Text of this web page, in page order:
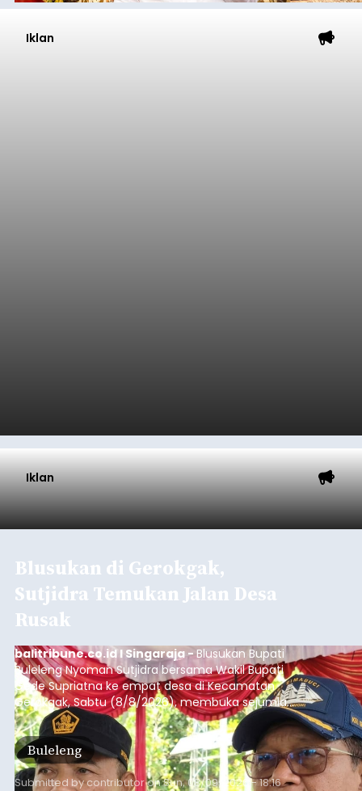
Iklan
Iklan
Blusukan di Gerokgak,
Sutjidra Temukan Jalan Desa
Rusak
balitribune.co.id I Singaraja - Blusukan Bupati
Buleleng Nyoman Sutjidra bersama Wakil Bupati
Gede Supriatna ke empat desa di Kecamatan
Gerokgak, Sabtu (8/8/2026), membuka sejumlah
persoalan yang masih dihadapi masyarakat. Dari
jalan desa yang rusak hingga potensi pertanian
yang belum optimal, semuanya menjadi
perhatian pemerintah daerah.
Buleleng
Submitted bycontributoronSun, 08/09/2026 - 18:16